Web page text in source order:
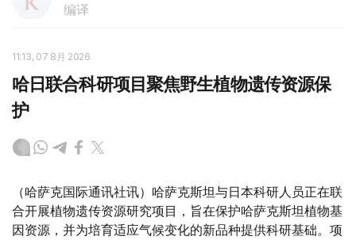
编译
11:13, 07 8月 2026
哈日联合科研项目聚焦野生植物遗传资源保
护
（哈萨克国际通讯社讯）哈萨克斯坦与日本科研人员正在联
合开展植物遗传资源研究项目，旨在保护哈萨克斯坦植物基
因资源，并为培育适应气候变化的新品种提供科研基础。项